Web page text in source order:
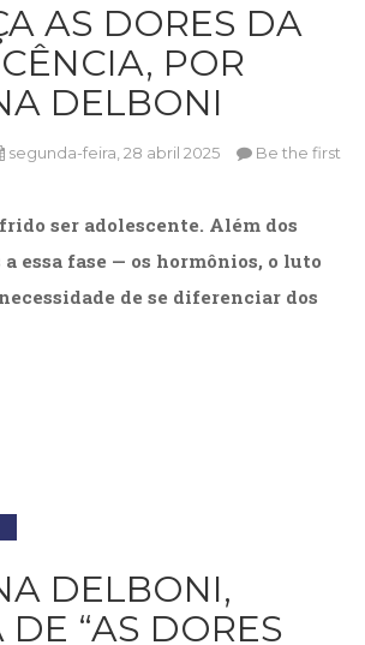
AS DORES DA
POR
DELBONI
segunda-feira, 28 abril 2025
Be the first
ser adolescente. Além dos
essa fase — os hormônios, o luto
de se diferenciar dos
DELBONI,
“AS DORES